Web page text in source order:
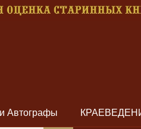
Автографы